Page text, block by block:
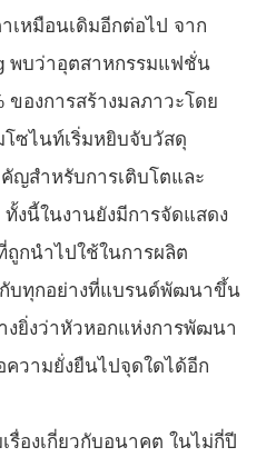
หมือนเดิมอีกต่อไป จาก
พบว่าอุตสาหกรรมแฟชั่น
ของการสร้างมลภาวะโดย
ซไนท์เริ่มหยิบจับวัสดุ
ญสำหรับการเติบโตและ
งนี้ในงานยังมีการจัดแสดง
กนำไปใช้ในการผลิต
กับทุกอย่างที่แบรนด์พัฒนาขึ้น
งยิ่งว่าหัวหอกแห่งการพัฒนา
วามยั่งยืนไปจุดใดได้อีก
รื่องเกี่ยวกับอนาคต ในไม่กี่ปี